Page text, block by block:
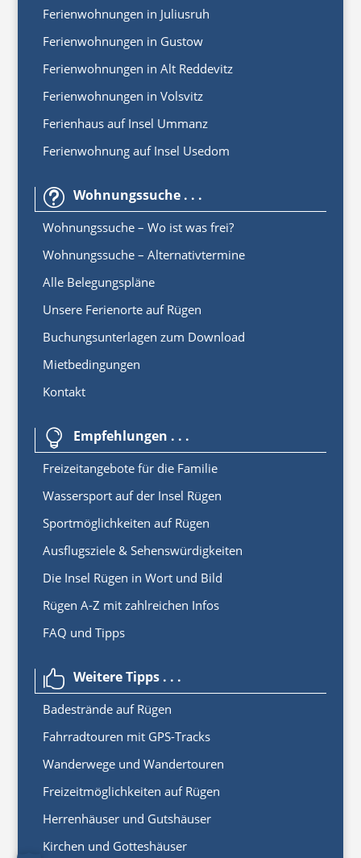
Ferienwohnungen in Juliusruh
Ferienwohnungen in Gustow
Ferienwohnungen in Alt Reddevitz
Ferienwohnungen in Volsvitz
Ferienhaus auf Insel Ummanz
Ferienwohnung auf Insel Usedom
t Wohnungssuche . . .
Wohnungssuche – Wo ist was frei?
Wohnungssuche – Alternativtermine
Alle Belegungspläne
Unsere Ferienorte auf Rügen
Buchungsunterlagen zum Download
Mietbedingungen
Kontakt
 Empfehlungen . . .
Freizeitangebote für die Familie
Wassersport auf der Insel Rügen
Sportmöglichkeiten auf Rügen
Ausflugsziele & Sehenswürdigkeiten
Die Insel Rügen in Wort und Bild
Rügen A-Z mit zahlreichen Infos
FAQ und Tipps
 Weitere Tipps . . .
Badestrände auf Rügen
Fahrradtouren mit GPS-Tracks
Wanderwege und Wandertouren
Freizeitmöglichkeiten auf Rügen
Herrenhäuser und Gutshäuser
Kirchen und Gotteshäuser